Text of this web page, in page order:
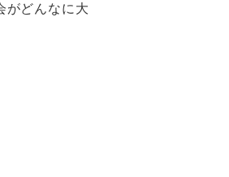
がどんなに大